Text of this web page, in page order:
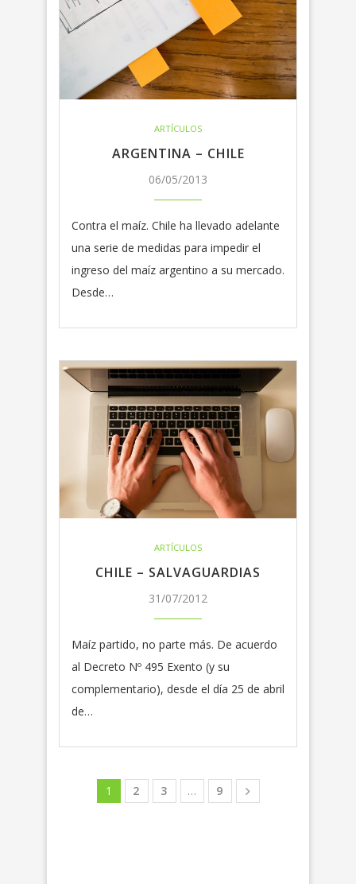
ARTÍCULOS
ARGENTINA – CHILE
06/05/2013
Contra el maíz. Chile ha llevado adelante
una serie de medidas para impedir el
ingreso del maíz argentino a su mercado.
Desde…
ARTÍCULOS
CHILE – SALVAGUARDIAS
31/07/2012
Maíz partido, no parte más. De acuerdo
al Decreto Nº 495 Exento (y su
complementario), desde el día 25 de abril
de…
1 2 3 … 9